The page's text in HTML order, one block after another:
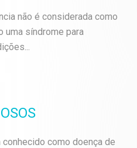
não é considerada como
uma síndrome para
como doença de